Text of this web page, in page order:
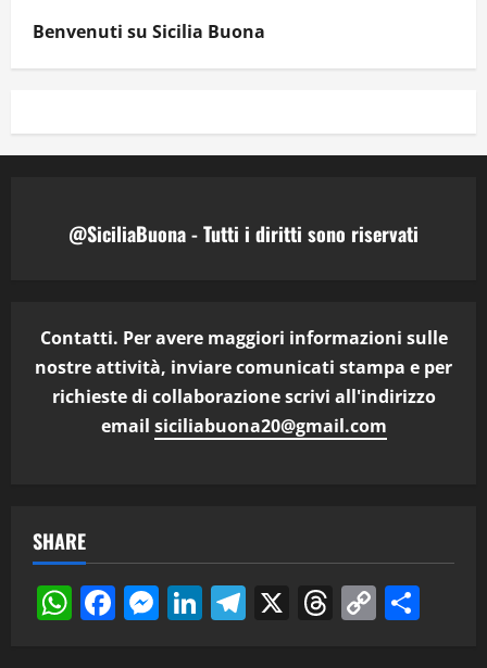
Benvenuti su Sicilia Buona
@SiciliaBuona - Tutti i diritti sono riservati
Contatti. Per avere maggiori informazioni sulle
nostre attività, inviare comunicati stampa e per
richieste di collaborazione scrivi all'indirizzo
email siciliabuona20@gmail.com
SHARE
WhatsApp
Facebook
Messenger
LinkedIn
Telegram
X Threads
Copy